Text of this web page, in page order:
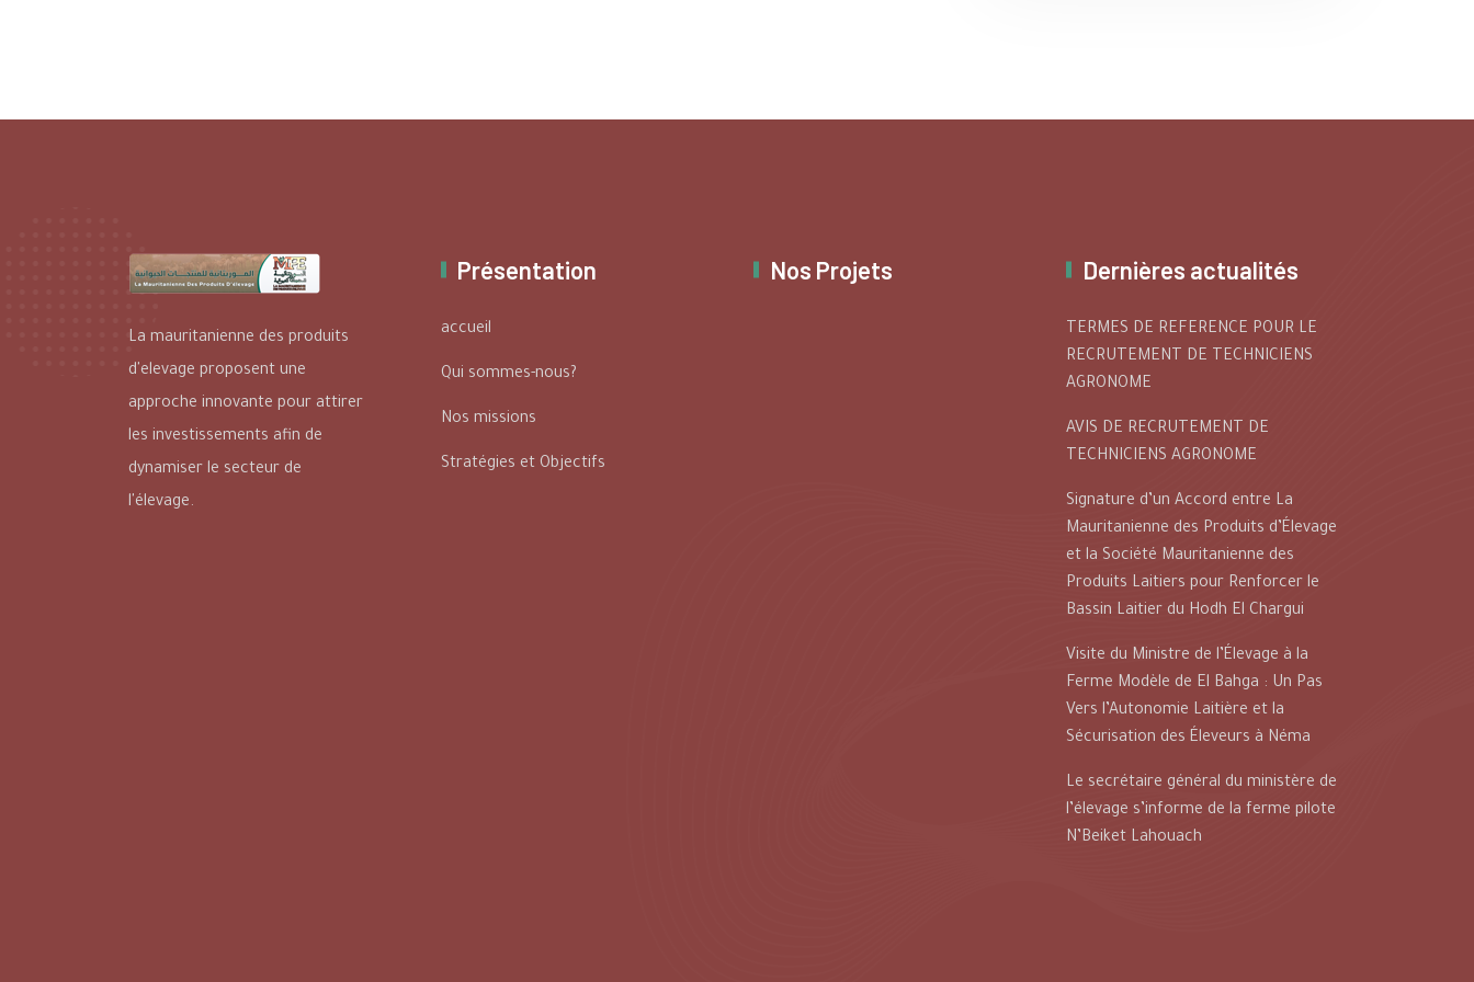
La mauritanienne des produits
d'elevage proposent une
approche innovante pour attirer
les investissements afin de
dynamiser le secteur de
l'élevage.
Présentation
accueil
Qui sommes-nous?
Nos missions
Stratégies et Objectifs
Nos Projets Dernières actualités
TERMES DE REFERENCE POUR LE
RECRUTEMENT DE TECHNICIENS
AGRONOME
AVIS DE RECRUTEMENT DE
TECHNICIENS AGRONOME
Signature d’un Accord entre La
Mauritanienne des Produits d’Élevage
et la Société Mauritanienne des
Produits Laitiers pour Renforcer le
Bassin Laitier du Hodh El Chargui
Visite du Ministre de l’Élevage à la
Ferme Modèle de El Bahga : Un Pas
Vers l’Autonomie Laitière et la
Sécurisation des Éleveurs à Néma
Le secrétaire général du ministère de
l’élevage s’informe de la ferme pilote
N’Beiket Lahouach